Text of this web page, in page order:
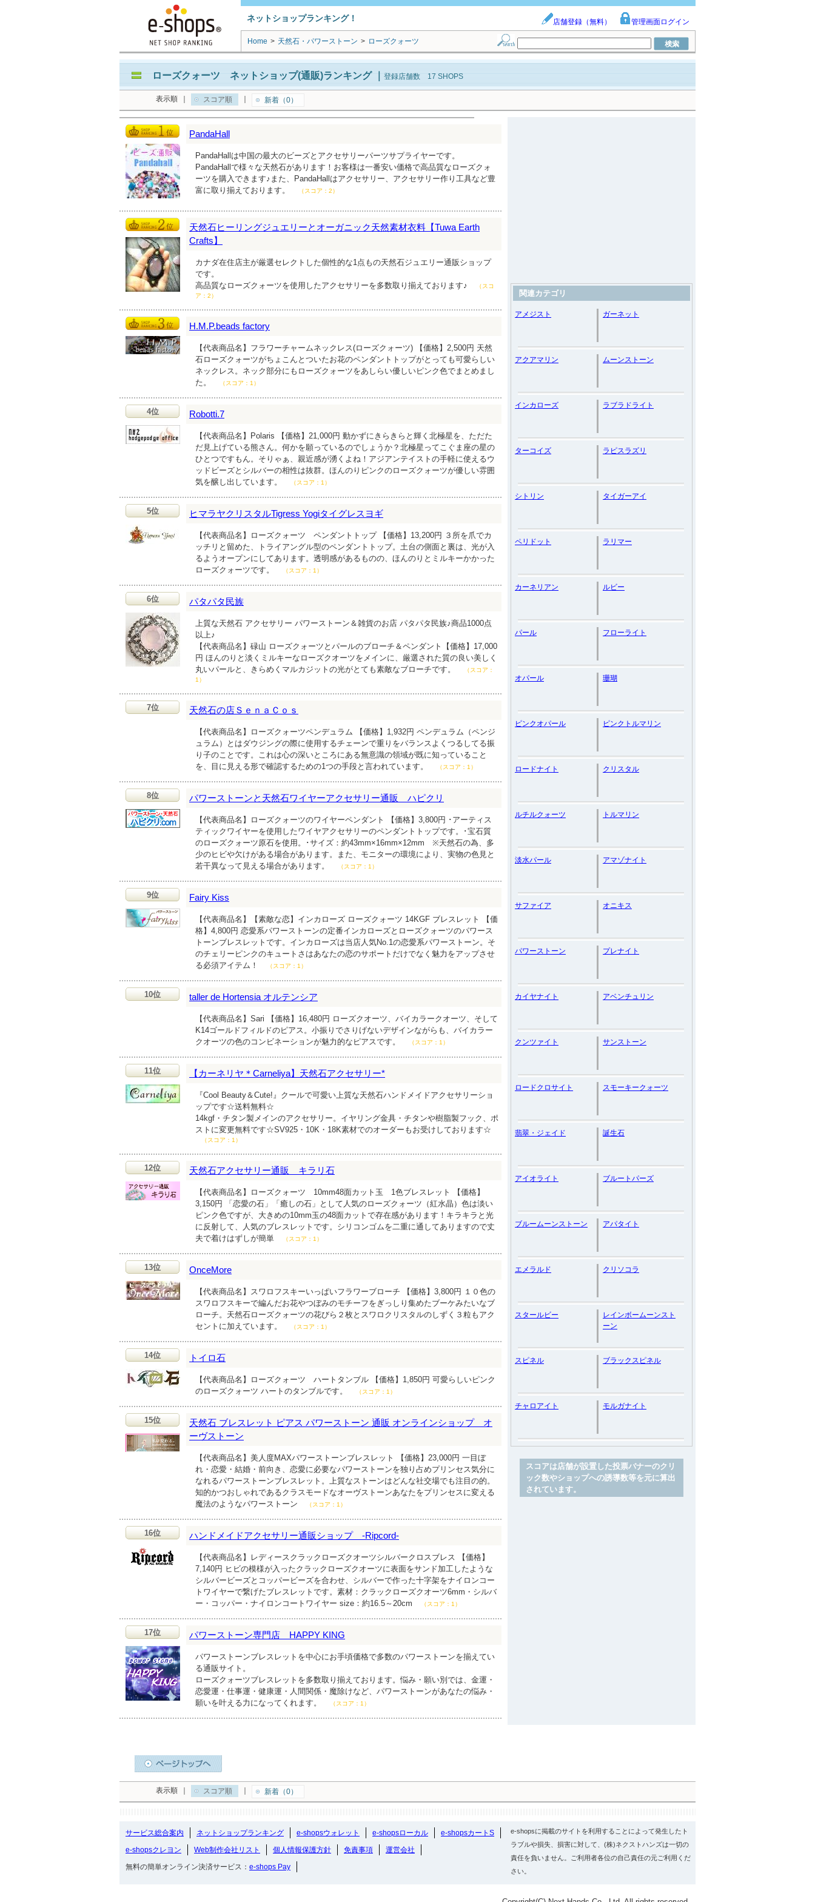
ネットショップランキング！ 店舗登録（無料） 管理画面ログイン
Home > 天然石・パワーストーン > ローズクォーツ
ローズクォーツ ネットショップ(通販)ランキング｜ 登録店舗数 17 SHOPS
表示順 スコア順 新着（0）
PandaHall
PandaHallは中国の最大のビーズとアクセサリーパーツサプライヤーです。
PandaHallで様々な天然石があります！お客様は一番安い価格で高品質なローズクォ
ーツを購入できます♪また、PandaHallはアクセサリー、アクセサリー作り工具など豊
富に取り揃えております。
（スコア：2）
天然石ヒーリングジュエリーとオーガニック天然素材衣料【Tuwa Earth
Crafts】
カナダ在住店主が厳選セレクトした個性的な1点もの天然石ジュエリー通販ショップ
です。
高品質なローズクォーツを使用したアクセサリーを多数取り揃えております♪
（スコ
ア：2）
H.M.P.beads factory
【代表商品名】フラワーチャームネックレス(ローズクォーツ) 【価格】2,500円 天然
石ローズクォーツがちょこんとついたお花のペンダントトップがとっても可愛らしい
ネックレス。ネック部分にもローズクォーツをあしらい優しいピンク色でまとめまし
た。
（スコア：1）
4位 Robotti.7
【代表商品名】Polaris 【価格】21,000円 動かずにきらきらと輝く北極星を、ただた
だ見上げている熊さん。何かを願っているのでしょうか？北極星ってこぐま座の星の
ひとつですもん。そりゃぁ、親近感が湧くよね！アジアンテイストの手軽に使えるウ
ッドビーズとシルバーの相性は抜群。ほんのりピンクのローズクォーツが優しい雰囲
気を醸し出しています。
（スコア：1）
5位 ヒマラヤクリスタルTigress Yogiタイグレスヨギ
【代表商品名】ローズクォーツ ペンダントトップ 【価格】13,200円 ３所を爪でカ
ッチリと留めた、トライアングル型のペンダントトップ。土台の側面と裏は、光が入
るようオープンにしてあります。透明感があるものの、ほんのりとミルキーかかった
ローズクォーツです。
（スコア：1）
6位 パタパタ民族
上質な天然石 アクセサリー パワーストーン＆雑貨のお店 パタパタ民族♪商品1000点
以上♪
【代表商品名】碌山 ローズクォーツとパールのブローチ＆ペンダント【価格】17,000
円 ほんのりと淡くミルキーなローズクオーツをメインに、厳選された質の良い美しく
丸いパールと、きらめくマルカジットの光がとても素敵なブローチです。
（スコア：
1）
7位 天然石の店ＳｅｎａＣｏｓ
【代表商品名】ローズクォーツペンデュラム 【価格】1,932円 ペンデュラム（ペンジ
ュラム）とはダウジングの際に使用するチェーンで重りをバランスよくつるしてる振
り子のことです。これは心の深いところにある無意識の領域が既に知っていること
を、目に見える形で確認するための1つの手段と言われています。
（スコア：1）
8位 パワーストーンと天然石ワイヤーアクセサリー通販 ハピクリ
【代表商品名】ローズクォーツのワイヤーペンダント 【価格】3,800円 ･アーティス
ティックワイヤーを使用したワイヤアクセサリーのペンダントトップです。･宝石質
のローズクォーツ原石を使用。･サイズ：約43mm×16mm×12mm ※天然石の為、多
少のヒビや欠けがある場合があります。また、モニターの環境により、実物の色見と
若干異なって見える場合があります。
（スコア：1）
9位 Fairy Kiss
【代表商品名】【素敵な恋】インカローズ ローズクォーツ 14KGF ブレスレット 【価
格】4,800円 恋愛系パワーストーンの定番インカローズとローズクォーツのパワース
トーンブレスレットです。インカローズは当店人気No.1の恋愛系パワーストーン。そ
のチェリーピンクのキュートさはあなたの恋のサポートだけでなく魅力をアップさせ
る必須アイテム！
（スコア：1）
10位 taller de Hortensia オルテンシア
【代表商品名】Sari 【価格】16,480円 ローズクオーツ、バイカラークオーツ、そして
K14ゴールドフィルドのピアス。小振りでさりげないデザインながらも、バイカラー
クオーツの色のコンビネーションが魅力的なピアスです。
（スコア：1）
11位 【カーネリヤ＊Carneliya】天然石アクセサリー*
『Cool Beauty＆Cute!』クールで可愛い上質な天然石ハンドメイドアクセサリーショ
ップです☆送料無料☆
14kgf・チタン製メインのアクセサリー。イヤリング金具・チタンや樹脂製フック、ポ
ストに変更無料です☆SV925・10K・18K素材でのオーダーもお受けしております☆
（スコア：1）
12位 天然石アクセサリー通販 キラリ石
【代表商品名】ローズクォーツ 10mm48面カット玉 1色ブレスレット 【価格】
3,150円 「恋愛の石」「癒しの石」として人気のローズクォーツ（紅水晶）色は淡い
ピンク色ですが、大きめの10mm玉の48面カットで存在感があります！キラキラと光
に反射して、人気のブレスレットです。シリコンゴムを二重に通してありますので丈
夫で着けはずしが簡単
（スコア：1）
13位 OnceMore
【代表商品名】スワロフスキーいっぱいフラワーブローチ 【価格】3,800円 １０色の
スワロフスキーで編んだお花やつぼみのモチーフをぎっしり集めたブーケみたいなブ
ローチ。天然石ローズクォーツの花びら２枚とスワロクリスタルのしずく３粒もアク
セントに加えています。
（スコア：1）
14位 トイロ石
【代表商品名】ローズクォーツ ハートタンブル 【価格】1,850円 可愛らしいピンク
のローズクォーツ ハートのタンブルです。
（スコア：1）
15位
天然石 ブレスレット ピアス パワーストーン 通販 オンラインショップ オ
ーヴストーン
【代表商品名】美人度MAXパワーストーンブレスレット 【価格】23,000円 一目ぼ
れ・恋愛・結婚・前向き、恋愛に必要なパワーストーンを独り占めプリンセス気分に
なれるパワーストーンブレスレット。上質なストーンはどんな社交場でも注目の的。
知的かつおしゃれであるクラスモードなオーヴストーンあなたをプリンセスに変える
魔法のようなパワーストーン
（スコア：1）
16位 ハンドメイドアクセサリー通販ショップ -Ripcord-
【代表商品名】レディースクラックローズクオーツシルバークロスブレス 【価格】
7,140円 ヒビの模様が入ったクラックローズクオーツに表面をサンド加工したような
シルバービーズとコッパービーズを合わせ、シルバーで作った十字架をナイロンコー
トワイヤーで繋げたブレスレットです。素材：クラックローズクオーツ6mm・シルバ
ー・コッパー・ナイロンコートワイヤー size：約16.5～20cm
（スコア：1）
17位 パワーストーン専門店 HAPPY KING
パワーストーンブレスレットを中心にお手頃価格で多数のパワーストーンを揃えてい
る通販サイト。
ローズクォーツブレスレットを多数取り揃えております。悩み・願い別では、金運・
恋愛運・仕事運・健康運・人間関係・魔除けなど、パワーストーンがあなたの悩み・
願いを叶える力になってくれます。
（スコア：1）
関連カテゴリ
アメジスト ガーネット
アクアマリン ムーンストーン
インカローズ ラブラドライト
ターコイズ ラピスラズリ
シトリン タイガーアイ
ペリドット ラリマー
カーネリアン ルビー
パール フローライト
オパール 珊瑚
ピンクオパール ピンクトルマリン
ロードナイト クリスタル
ルチルクォーツ トルマリン
淡水パール アマゾナイト
サファイア オニキス
パワーストーン プレナイト
カイヤナイト アベンチュリン
クンツァイト サンストーン
ロードクロサイト スモーキークォーツ
翡翠・ジェイド 誕生石
アイオライト ブルートパーズ
ブルームーンストーン アパタイト
エメラルド クリソコラ
スタールビー
レインボームーンスト
ーン
スピネル ブラックスピネル
チャロアイト モルガナイト
スコアは店舗が設置した投票バナーのクリ
ック数やショップへの誘導数等を元に算出
されています。
表示順 スコア順 新着（0）
サービス総合案内 ネットショップランキング e-shopsウォレット e-shopsローカル
e-shopsカートS
e-shopsクレヨン
Web制作会社リスト 個人情報保護方針 免責事項
運営会社
無料の簡単オンライン決済サービス： e-shops Pay
e-shopsに掲載のサイトを利用することによって発生したト
ラブルや損失、損害に対して、(株)ネクストハンズは一切の
責任を負いません。ご利用者各位の自己責任の元ご利用くだ
さい。